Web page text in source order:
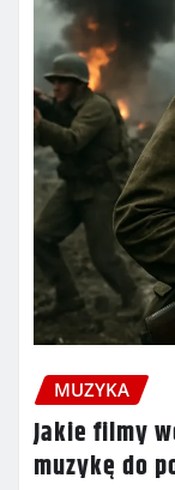
MUZYKA
Jakie filmy
muzykę do